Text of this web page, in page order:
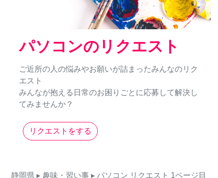
パソコンのリクエスト
ご近所の人の悩みやお願いが詰まったみんなのリク
エスト
みんなが抱える日常のお困りごとに応募して解決し
てみませんか？
リクエストをする
静岡県 ▸ 趣味・習い事 ▸ パソコン リクエスト 1ページ目